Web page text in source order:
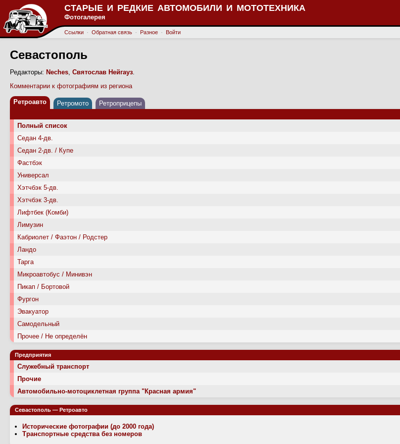
СТАРЫЕ И РЕДКИЕ АВТОМОБИЛИ И МОТОТЕХНИКА
Фотогалерея
Ссылки · Обратная связь · Разное · Войти
Севастополь
Редакторы: Neches, Святослав Нейгауз.
Комментарии к фотографиям из региона
Ретроавто Ретромото Ретроприцепы
Полный список
Седан 4-дв.
Седан 2-дв. / Купе
Фастбэк
Универсал
Хэтчбэк 5-дв.
Хэтчбэк 3-дв.
Лифтбек (Комби)
Лимузин
Кабриолет / Фаэтон / Родстер
Ландо
Тарга
Микроавтобус / Минивэн
Пикап / Бортовой
Фургон
Эвакуатор
Самодельный
Прочее / Не определён
Предприятия
Служебный транспорт
Прочие
Автомобильно-мотоциклетная группа "Красная армия"
Севастополь — Ретроавто
Исторические фотографии (до 2000 года)
Транспортные средства без номеров